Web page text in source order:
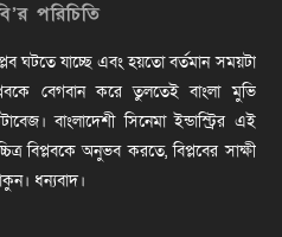
পরিচিতি
ঘটতে যাচ্ছে এবং হয়তো বর্তমান সময়টা
বেগবান করে তুলতেই বাংলা মুভি
বাংলাদেশী সিনেমা ইন্ডাস্ট্রির এই
বিপ্লবকে অনুভব করতে, বিপ্লবের সাক্ষী
ধন্যবাদ।